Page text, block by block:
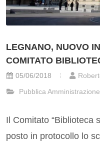
LEGNANO, NUOVO
COMITATO
05/06/2018
Pubblica Amministrazione
Il Comitato “Biblioteca
posto in protocollo lo